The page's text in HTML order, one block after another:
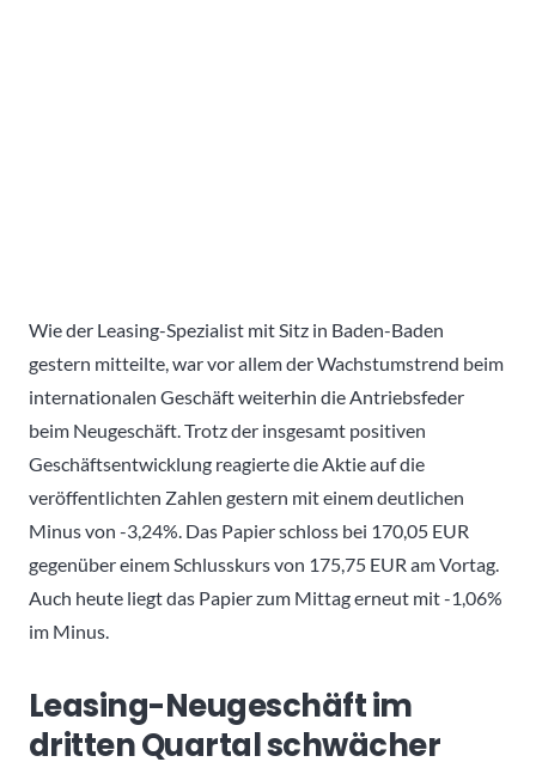
Wie der Leasing-Spezialist mit Sitz in Baden-Baden
gestern mitteilte, war vor allem der Wachstumstrend beim
internationalen Geschäft weiterhin die Antriebsfeder
beim Neugeschäft. Trotz der insgesamt positiven
Geschäftsentwicklung reagierte die Aktie auf die
veröffentlichten Zahlen gestern mit einem deutlichen
Minus von -3,24%. Das Papier schloss bei 170,05 EUR
gegenüber einem Schlusskurs von 175,75 EUR am Vortag.
Auch heute liegt das Papier zum Mittag erneut mit -1,06%
im Minus.
Leasing-Neugeschäft im
dritten Quartal schwächer